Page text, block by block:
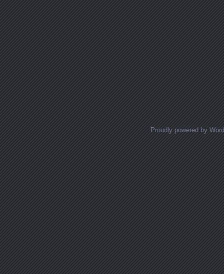
Proudly powered by